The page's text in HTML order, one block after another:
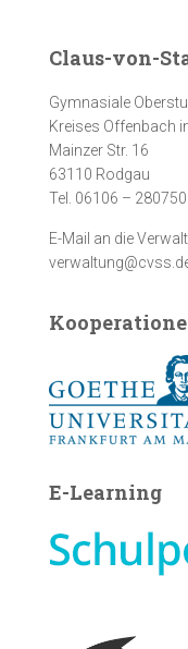
Claus-von-
Gymnasiale
Kreises Offenbach
Mainzer Str. 16
63110 Rodgau
Tel. 06106 – 280750
E-Mail an die
E-Learning